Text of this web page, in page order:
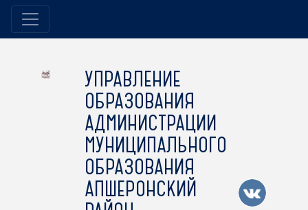
УПРАВЛЕНИЕ
ОБРАЗОВАНИЯ
АДМИНИСТРАЦИИ
МУНИЦИПАЛЬНОГО
ОБРАЗОВАНИЯ
АПШЕРОНСКИЙ